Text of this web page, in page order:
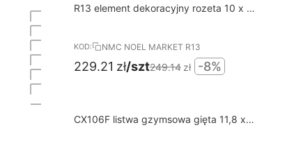
8%
Darmowa dostawa od 400 PLN
R13 element dekoracyjny rozeta 10 x 10
KOD: NMC NOEL MARKET R13
229.21 zł/szt249.14 zł -8%
8%
Darmowa dostawa od 400 PLN
CX106F listwa gzymsowa gięta 11,8 x